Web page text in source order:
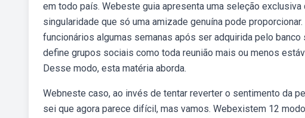
em todo país. Webeste guia apresenta uma seleção
singularidade que só uma amizade genuína pode
funcionários algumas semanas após ser adquirida pelo
define grupos sociais como toda reunião mais ou menos
Desse modo, esta matéria aborda.
Webneste caso, ao invés de tentar reverter o sentimento da
sei que agora parece difícil, mas vamos. Webexistem 12